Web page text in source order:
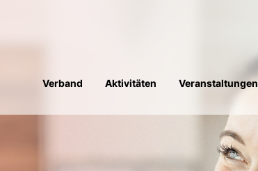
Verband Aktivitäten Veranstaltungen